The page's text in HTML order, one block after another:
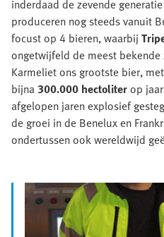
inderdaad de zevende
produceren nog steeds vanuit
focust op 4 bieren, waarbij
ongetwijfeld de meest
Karmeliet ons grootste bier,
bijna 300.000 hectoliterop
afgelopen jaren explosief
de groei in de Benelux en
ondertussen ook wereldwijd